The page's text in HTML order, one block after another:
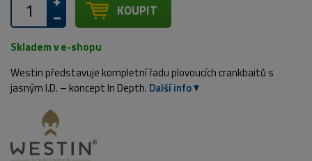
KOUPIT
Skladem v e-shopu
Westin představuje kompletní řadu plovoucích crankbaitů s
jasným I.D. – koncept In Depth. Další info